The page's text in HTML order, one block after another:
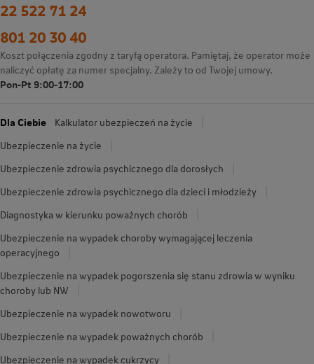
22 522 71 24
801 20 30 40
Koszt połączenia zgodny z taryfą operatora. Pamiętaj, że operator może
naliczyć opłatę za numer specjalny. Zależy to od Twojej umowy.
Pon-Pt 9:00-17:00
Dla Ciebie
Kalkulator ubezpieczeń na życie
Ubezpieczenie na życie
Ubezpieczenie zdrowia psychicznego dla dorosłych
Ubezpieczenie zdrowia psychicznego dla dzieci i młodzieży
Diagnostyka w kierunku poważnych chorób
Ubezpieczenie na wypadek choroby wymagającej leczenia
operacyjnego
Ubezpieczenie na wypadek pogorszenia się stanu zdrowia w wyniku
choroby lub NW
Ubezpieczenie na wypadek nowotworu
Ubezpieczenie na wypadek poważnych chorób
Ubezpieczenie na wypadek cukrzycy